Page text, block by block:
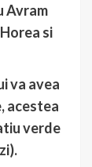
Avram
si
va avea
acestea
verde